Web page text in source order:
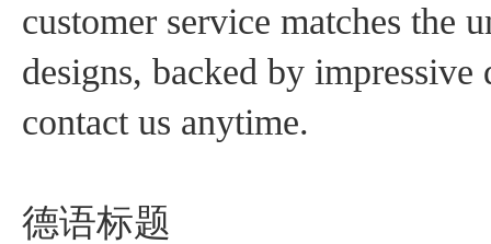
customer service matches the
designs, backed by
contact us anytime.
德语标题